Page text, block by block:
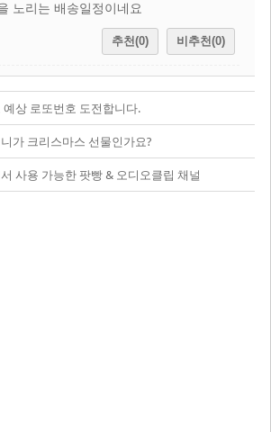
노리는 배송일정이네요
추천(0) 비추천(0)
예상 로또번호 도전합니다.
가 크리스마스 선물인가요?
사용 가능한 팟빵 & 오디오클립 채널